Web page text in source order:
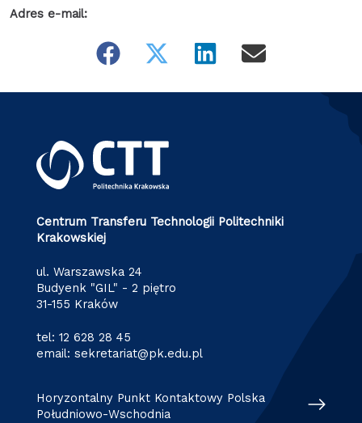
Adres e-mail:
Centrum Transferu Technologii Politechniki
Krakowskiej
ul. Warszawska 24
Budyenk "GIL" - 2 piętro
31-155 Kraków
tel: 12 628 28 45
email: sekretariat@pk.edu.pl
Horyzontalny Punkt Kontaktowy Polska
Południowo-Wschodnia